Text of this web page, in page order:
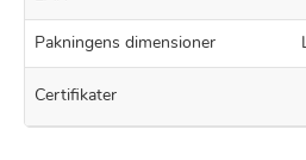
Pakningens dimensioner
Certifikater